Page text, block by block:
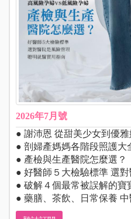
2026年7月號
● 謝沛恩 從甜美少女到優
● 剖婦產媽媽各階段照護大
● 產檢與生產醫院怎麼選？
● 好醫師５大檢驗標準 選
● 破解４個最常被誤解的寶
● 藥膳、茶飲、日常保養